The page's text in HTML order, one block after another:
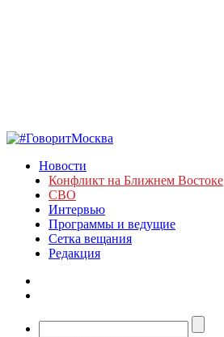
Новости
Конфликт на Ближнем Востоке
СВО
Интервью
Программы и ведущие
Сетка вещания
Редакция